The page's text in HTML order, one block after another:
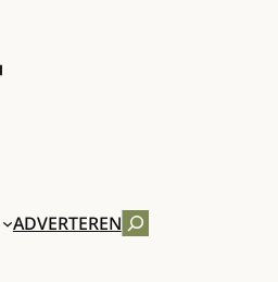
ADVERTERENZOEKEN